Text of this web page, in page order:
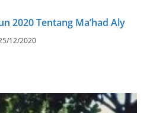
2020 Tentang Ma’had Aly
12/2020